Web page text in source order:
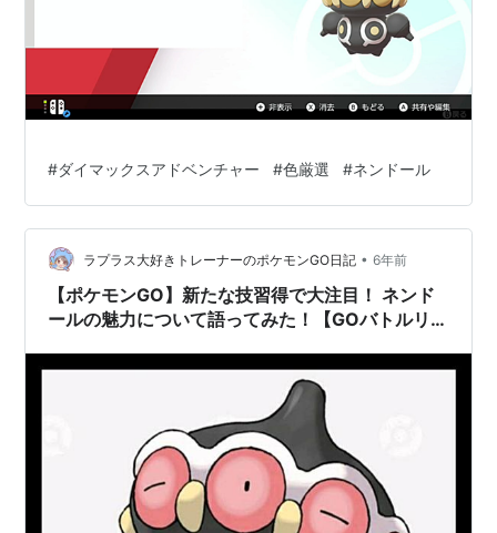
#ダイマックスアドベンチャー #色厳選 #ネンドール
ラプラス大好きトレーナーのポケモンGO日記 • 6年前
【ポケモンGO】新たな技習得で大注目！ ネンド
ールの魅力について語ってみた！【GOバトルリー